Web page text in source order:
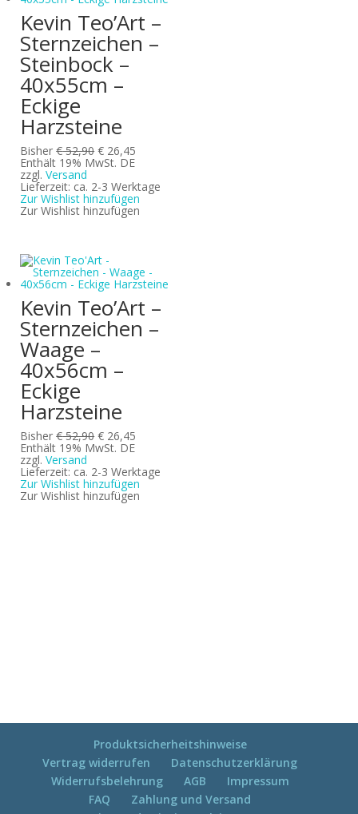
Kevin Teo’Art –
Sternzeichen –
Steinbock –
40x55cm –
Eckige
Harzsteine
Bisher €52,90Ursprünglicher
Preis
€ 52,90
€ 26,45
€ 26,45.
Enthält 19% MwSt. DE
zzgl.Versand
Lieferzeit: ca. 2-3 Werktage
Zur Wishlist hinzufügen
Zur Wishlist hinzufügen
Kevin Teo’Art –
Sternzeichen –
Waage –
40x56cm –
Eckige
Harzsteine
Bisher €52,90Ursprünglicher
Preis
€ 52,90
€ 26,45
€ 26,45.
Enthält 19% MwSt. DE
zzgl.Versand
Lieferzeit: ca. 2-3 Werktage
Zur Wishlist hinzufügen
Zur Wishlist hinzufügen
Produktsicherheitshinweise
Vertrag widerrufen
Datenschutzerklärung
Widerrufsbelehrung
AGB
Impressum
FAQ
Zahlung und Versand